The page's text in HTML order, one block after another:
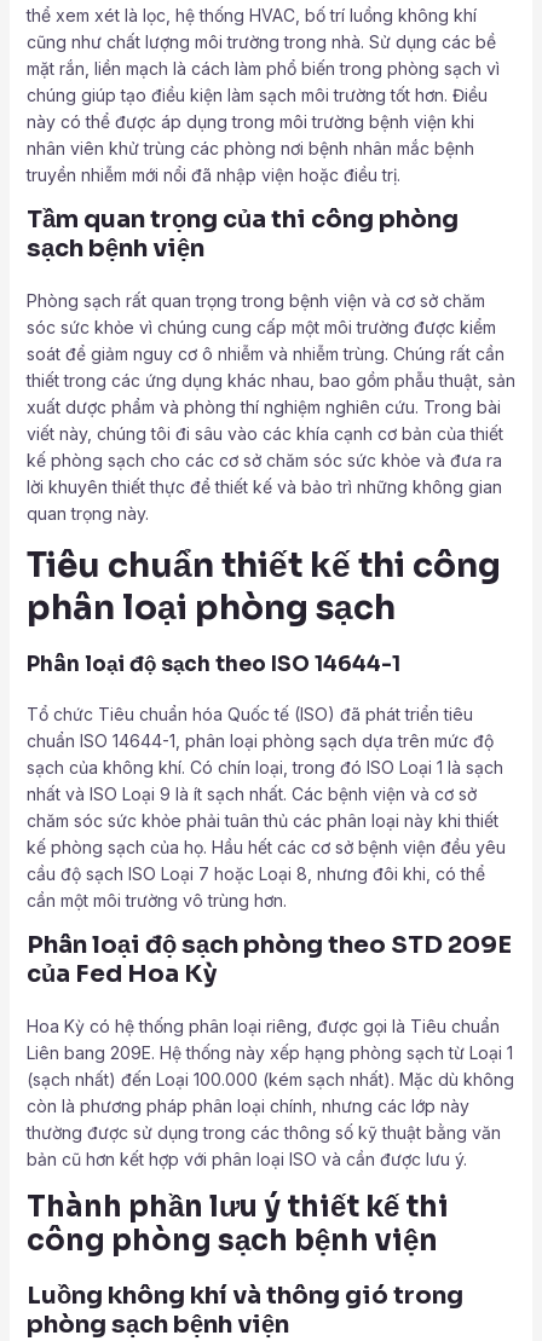
thể xem xét là lọc, hệ thống HVAC, bố trí luồng không khí
cũng như chất lượng môi trường trong nhà. Sử dụng các bề
mặt rắn, liền mạch là cách làm phổ biến trong phòng sạch vì
chúng giúp tạo điều kiện làm sạch môi trường tốt hơn. Điều
này có thể được áp dụng trong môi trường bệnh viện khi
nhân viên khử trùng các phòng nơi bệnh nhân mắc bệnh
truyền nhiễm mới nổi đã nhập viện hoặc điều trị.
Tầm quan trọng của thi công phòng
sạch bệnh viện
Phòng sạch rất quan trọng trong bệnh viện và cơ sở chăm
sóc sức khỏe vì chúng cung cấp một môi trường được kiểm
soát để giảm nguy cơ ô nhiễm và nhiễm trùng. Chúng rất cần
thiết trong các ứng dụng khác nhau, bao gồm phẫu thuật, sản
xuất dược phẩm và phòng thí nghiệm nghiên cứu. Trong bài
viết này, chúng tôi đi sâu vào các khía cạnh cơ bản của thiết
kế phòng sạch cho các cơ sở chăm sóc sức khỏe và đưa ra
lời khuyên thiết thực để thiết kế và bảo trì những không gian
quan trọng này.
Tiêu chuẩn thiết kế thi công
phân loại phòng sạch
Phân loại độ sạch theo ISO 14644-1
Tổ chức Tiêu chuẩn hóa Quốc tế (ISO) đã phát triển tiêu
chuẩn ISO 14644-1, phân loại phòng sạch dựa trên mức độ
sạch của không khí. Có chín loại, trong đó ISO Loại 1 là sạch
nhất và ISO Loại 9 là ít sạch nhất. Các bệnh viện và cơ sở
chăm sóc sức khỏe phải tuân thủ các phân loại này khi thiết
kế phòng sạch của họ. Hầu hết các cơ sở bệnh viện đều yêu
cầu độ sạch ISO Loại 7 hoặc Loại 8, nhưng đôi khi, có thể
cần một môi trường vô trùng hơn.
Phân loại độ sạch phòng theo STD 209E
của Fed Hoa Kỳ
Hoa Kỳ có hệ thống phân loại riêng, được gọi là Tiêu chuẩn
Liên bang 209E. Hệ thống này xếp hạng phòng sạch từ Loại 1
(sạch nhất) đến Loại 100.000 (kém sạch nhất). Mặc dù không
còn là phương pháp phân loại chính, nhưng các lớp này
thường được sử dụng trong các thông số kỹ thuật bằng văn
bản cũ hơn kết hợp với phân loại ISO và cần được lưu ý.
Thành phần lưu ý thiết kế thi
công phòng sạch bệnh viện
Luồng không khí và thông gió trong
phòng sạch bệnh viện